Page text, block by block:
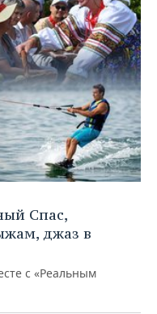
Спас,
джаз в
с «Реальным